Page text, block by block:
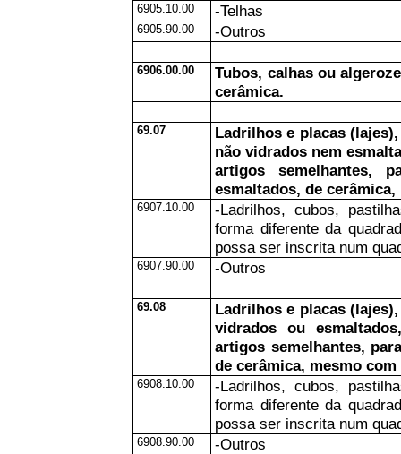
6905.10.00 -Telhas
6905.90.00 -Outros
6906.00.00
Tubos, calhas ou
cerâmica.
69.07
Ladrilhos e placas
não vidrados nem
artigos semelhantes,
esmaltados, de
6907.10.00
-Ladrilhos, cubos,
forma diferente da
possa ser inscrita num
6907.90.00 -Outros
69.08
Ladrilhos e placas
vidrados ou
artigos semelhantes,
de cerâmica, mesmo
6908.10.00
-Ladrilhos, cubos,
forma diferente da
possa ser inscrita num
6908.90.00 -Outros